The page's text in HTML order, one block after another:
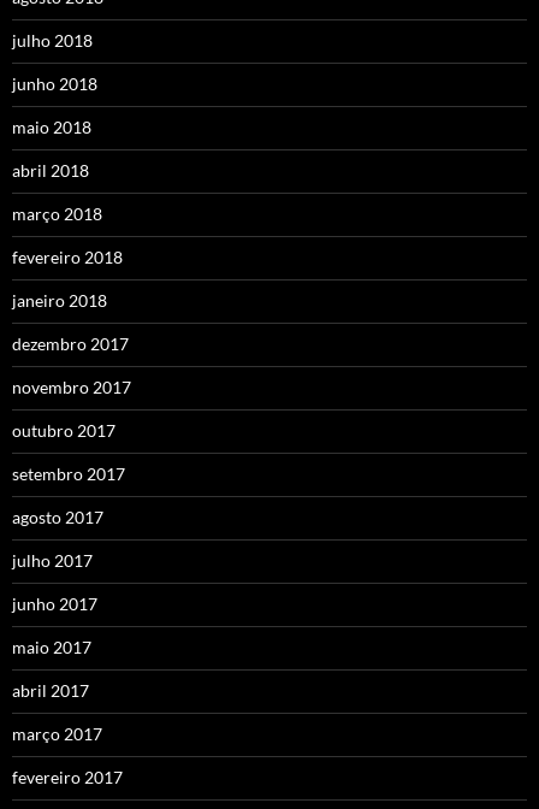
julho 2018
junho 2018
maio 2018
abril 2018
março 2018
fevereiro 2018
janeiro 2018
dezembro 2017
novembro 2017
outubro 2017
setembro 2017
agosto 2017
julho 2017
junho 2017
maio 2017
abril 2017
março 2017
fevereiro 2017